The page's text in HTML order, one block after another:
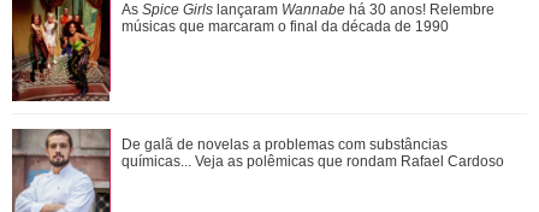
Jojo Todynho faz novo procedimento estético para definir
pernas: Muito realizada
Ariana Grande faz desabafo em show sobre decisão de
pausar a carreira: Não foi uma reação...
As Spice Girls lançaram Wannabe há 30 anos! Relembre
músicas que marcaram o final da década de 1990
De galã de novelas a problemas com substâncias
químicas... Veja as polêmicas que rondam Rafael Cardoso